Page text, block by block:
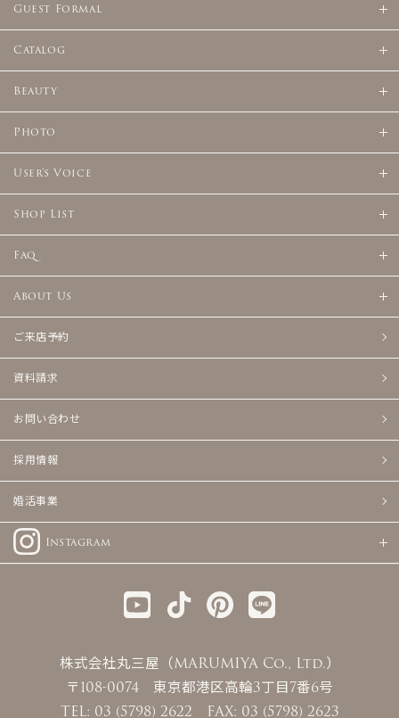
Guest Formal
Catalog
Beauty
Photo
User's Voice
Shop List
Faq
About Us
ご来店予約
資料請求
お問い合わせ
採用情報
婚活事業
Instagram
株式会社丸三屋（MARUMIYA Co., Ltd.）
〒108-0074 東京都港区高輪3丁目7番6号
TEL: 03 (5798) 2622 FAX: 03 (5798) 2623